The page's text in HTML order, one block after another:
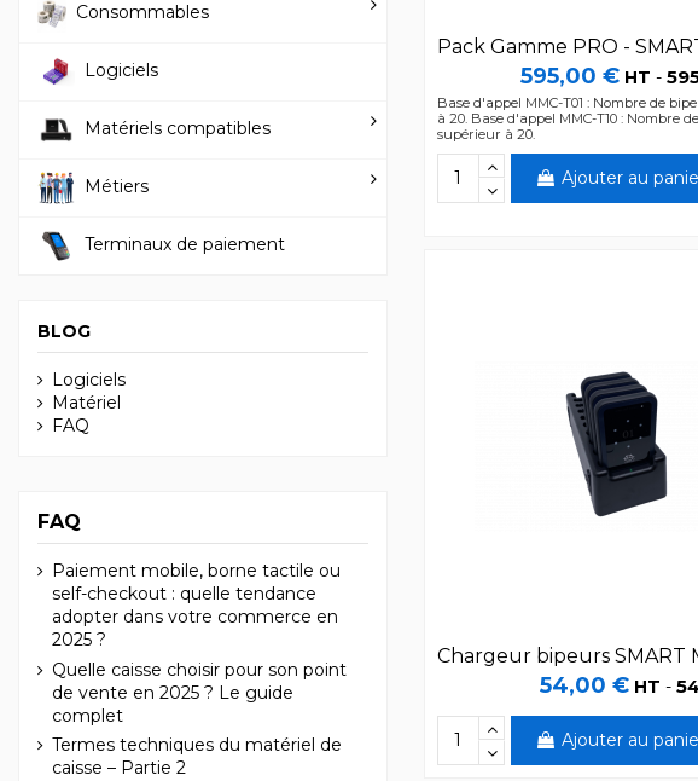
Pack Gamme PRO -
595,00 € HT -
Base d'appel MMC-T01 : Nombre de
à 20. Base d'appel MMC-T10 : Nombre
supérieur à 20.
Ajouter au
Chargeur bipeurs SMART
54,00 € HT -
Ajouter au
Consommables
Logiciels
Matériels compatibles
Métiers
Terminaux de paiement
BLOG
Logiciels
Matériel
FAQ
FAQ
Paiement mobile, borne tactile ou
self-checkout : quelle tendance
adopter dans votre commerce en
2025 ?
Quelle caisse choisir pour son point
de vente en 2025 ? Le guide
complet
Termes techniques du matériel de
caisse – Partie 2